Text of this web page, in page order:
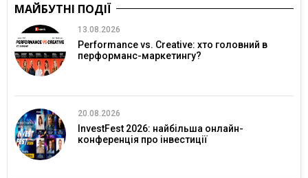
МАЙБУТНІ ПОДІЇ
13.08.2026
Performance vs. Creative: хто головний в
перформанс-маркетингу?
20.08.2026
InvestFest 2026: найбільша онлайн-
конференція про інвестиції